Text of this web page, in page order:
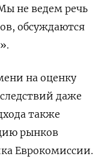
не ведем речь
обсуждаются
на оценку
даже
также
рынков
Еврокомиссии.